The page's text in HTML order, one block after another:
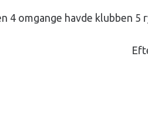
4 omgange havde klubben